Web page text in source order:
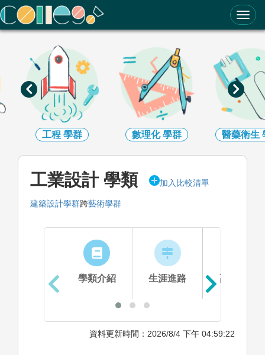
ColleGo! 大學選才與高中育才輔助系統
工程 學群 數理化學群 醫藥衛生
工業設計 學類 加入比較清單
建築設計學群跨藝術學群
學類介紹 生涯進路 高中準備
資料更新時間：2026/8/4 下午 04:59:22